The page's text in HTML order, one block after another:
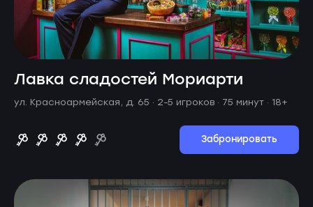
Лавка сладостей Мориарти
ул. Красноармейская, д. 65 · 2-5 игроков · 75 минут · 18+
Забронировать